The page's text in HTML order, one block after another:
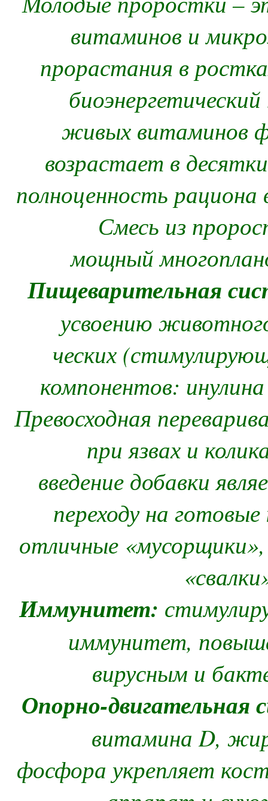
витаминов и
прорастания в
живых витаминов
возрастает в
полноценность
Смесь из
мощный
Пищеварительная
усвоению
ческих
компонентов:
Превосходная
при язвах и
введение добавки
переходу на
отличные
Иммунитет:
иммунитет,
вирусным и
Опорно-двигательная
витамина D,
фосфора укрепляет